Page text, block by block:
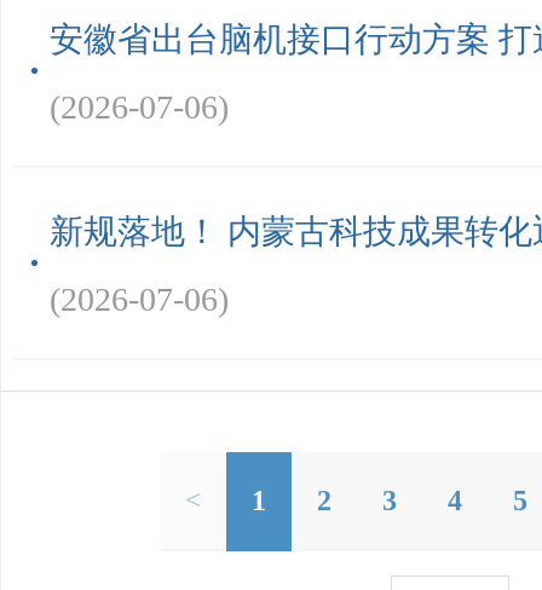
安徽省出台脑机接口行动方案
(2026-07-06)
新规落地！ 内蒙古科技成果转化
(2026-07-06)
< 1 2 3 4 5